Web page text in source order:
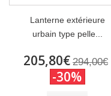
Lanterne extérieure
urbain type pelle...
205,80€ 294,00€
-30%